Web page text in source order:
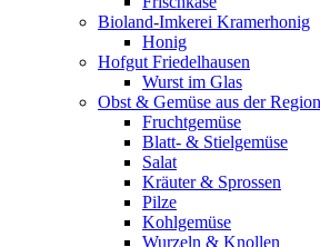
Bioland-Imkerei Kramerhonig
Honig
Hofgut Friedelhausen
Wurst im Glas
Obst & Gemüse aus der Region
Fruchtgemüse
Blatt- & Stielgemüse
Salat
Kräuter & Sprossen
Pilze
Kohlgemüse
Wurzeln & Knollen